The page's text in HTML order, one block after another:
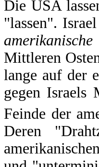
Die USA
"lassen".
amerikanische
Mittleren
lange auf der
gegen Israels
Feinde der
Deren